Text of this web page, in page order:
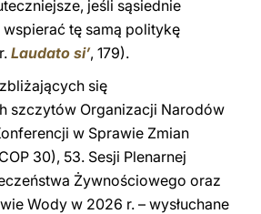
jeśli sąsiednie
wspierać tę samą politykę
Laudato si’, 179).
się
szczytów Organizacji Narodów
w Sprawie Zmian
30), 53. Sesji Plenarnej
Żywnościowego oraz
Wody w 2026 r. – wysłuchane